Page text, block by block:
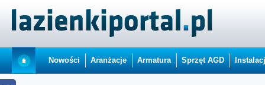
Nowości Aranżacje Armatura Sprzęt AGD